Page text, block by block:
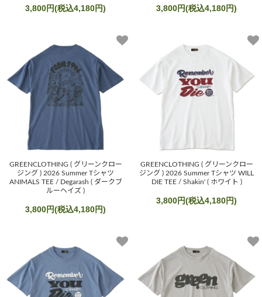
3,800円(税込4,180円) 3,800円(税込4,180円)
GREENCLOTHING ( グリーンクロー
ジング ) 2026 Summer Tシャツ
ANIMALS TEE / Degarash ( ダークブ
ルーヘイズ )
3,800円(税込4,180円)
GREENCLOTHING ( グリーンクロー
ジング ) 2026 Summer Tシャツ WILL
DIE TEE / Shakin' ( ホワイト )
3,800円(税込4,180円)